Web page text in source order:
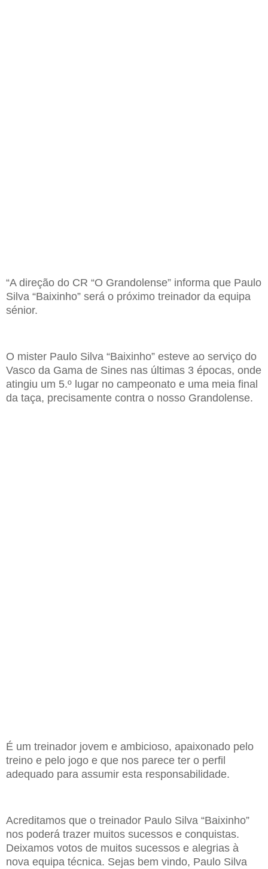
“A direção do CR “O Grandolense” informa que Paulo
Silva “Baixinho” será o próximo treinador da equipa
sénior.
O mister Paulo Silva “Baixinho” esteve ao serviço do
Vasco da Gama de Sines nas últimas 3 épocas, onde
atingiu um 5.º lugar no campeonato e uma meia final
da taça, precisamente contra o nosso Grandolense.
É um treinador jovem e ambicioso, apaixonado pelo
treino e pelo jogo e que nos parece ter o perfil
adequado para assumir esta responsabilidade.
Acreditamos que o treinador Paulo Silva “Baixinho”
nos poderá trazer muitos sucessos e conquistas.
Deixamos votos de muitos sucessos e alegrias à
nova equipa técnica. Sejas bem vindo, Paulo Silva